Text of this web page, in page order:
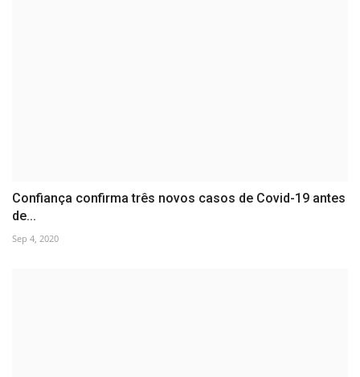
Confiança confirma três novos casos de Covid-19 antes
de...
Sep 4, 2020